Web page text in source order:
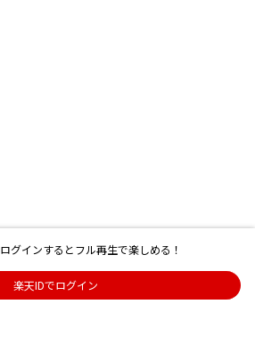
ログインするとフル再生で楽しめる！
楽天IDでログイン